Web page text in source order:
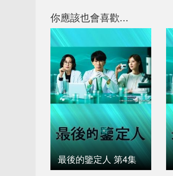
你應該也會喜歡...
最後的鑒定人 第4集